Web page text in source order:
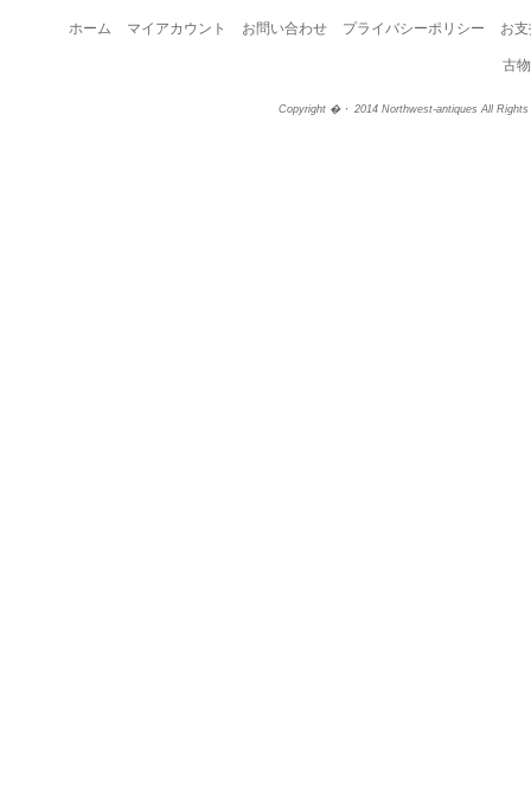
ホーム マイアカウント お問い合わせ プライバシーポリシー お
古
Copyright �・ 2014 Northwest-antiques All